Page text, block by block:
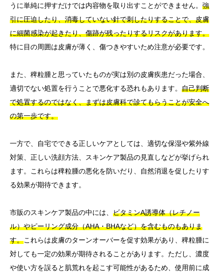
うに単純に押すだけでは内容物を取り出すことができません。 強
引に圧迫したり、消毒していない針で刺したりすることで、皮膚
に細菌感染が起きたり、傷跡が残ったりするリスクがあります。
特に目の周囲は皮膚が薄く、傷つきやすいため注意が必要です。
また、稗粒腫と思っていたものが実は別の皮膚疾患だった場合、
適切でない処置を行うことで悪化する恐れもあります。 自己判断
で処置するのではなく、まずは皮膚科で診てもらうことが安全へ
の第一歩です。
一方で、自宅でできる正しいケアとしては、適切な保湿や紫外線
対策、正しい洗顔方法、スキンケア製品の見直しなどが挙げられ
ます。これらは稗粒腫の悪化を防いだり、自然消退を促したりす
る効果が期待できます。
市販のスキンケア製品の中には、 ビタミンA誘導体（レチノー
ル）やピーリング成分（AHA・BHAなど）を含むものもありま
す。これらは皮膚のターンオーバーを促す効果があり、稗粒腫に
対しても一定の効果が期待されることがあります。ただし、濃度
や使い方を誤ると肌荒れを起こす可能性があるため、使用前に成